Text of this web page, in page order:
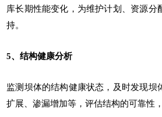
库长期性能变化，为维护计划、资源分
持。
5、结构健康分析
监测坝体的结构健康状态，及时发现坝
扩展、渗漏增加等，评估结构的可靠性